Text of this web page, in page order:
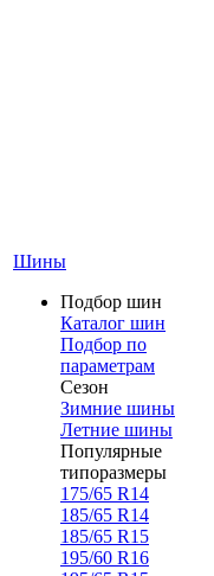
Шины
Подбор шин
Каталог шин
Подбор по
параметрам
Сезон
Зимние шины
Летние шины
Популярные
типоразмеры
175/65 R14
185/65 R14
185/65 R15
195/60 R16